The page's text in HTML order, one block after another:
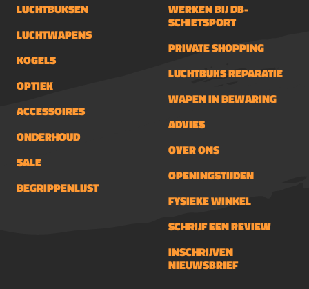
LUCHTBUKSEN
LUCHTWAPENS
KOGELS
OPTIEK
ACCESSOIRES
ONDERHOUD
SALE
BEGRIPPENLIJST
WERKEN BIJ DB-
SCHIETSPORT
PRIVATE SHOPPING
LUCHTBUKS REPARATIE
WAPEN IN BEWARING
ADVIES
OVER ONS
OPENINGSTIJDEN
FYSIEKE WINKEL
SCHRIJF EEN REVIEW
INSCHRIJVEN
NIEUWSBRIEF